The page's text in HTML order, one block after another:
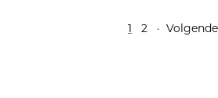
2 · Volgende